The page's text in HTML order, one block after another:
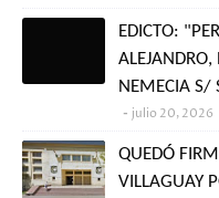
EDICTO:
ALEJANDRO,
NEMECIA S/
julio 20, 2026
QUEDÓ
VILLAGUAY